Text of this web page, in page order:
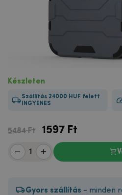
Készleten
Szállítás 24000 HUF felett
INGYENES
5484 Ft 1597 Ft
Gyors szállítás - minden